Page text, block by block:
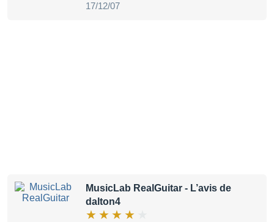
17/12/07
MusicLab RealGuitar - L’avis de
dalton4